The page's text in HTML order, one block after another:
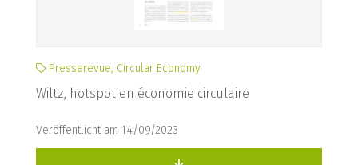
Presserevue, Circular Economy
Wiltz, hotspot en économie circulaire
Veröffentlicht am 14/09/2023